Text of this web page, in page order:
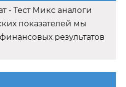
- Тест Микс аналоги
показателей мы
результатов